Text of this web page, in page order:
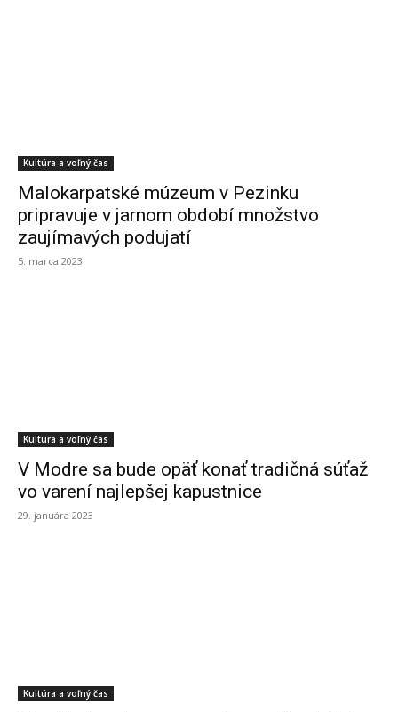
Kultúra a voľný čas
Malokarpatské múzeum v Pezinku
pripravuje v jarnom období množstvo
zaujímavých podujatí
5. marca 2023
Kultúra a voľný čas
V Modre sa bude opäť konať tradičná súťaž
vo varení najlepšej kapustnice
29. januára 2023
Kultúra a voľný čas